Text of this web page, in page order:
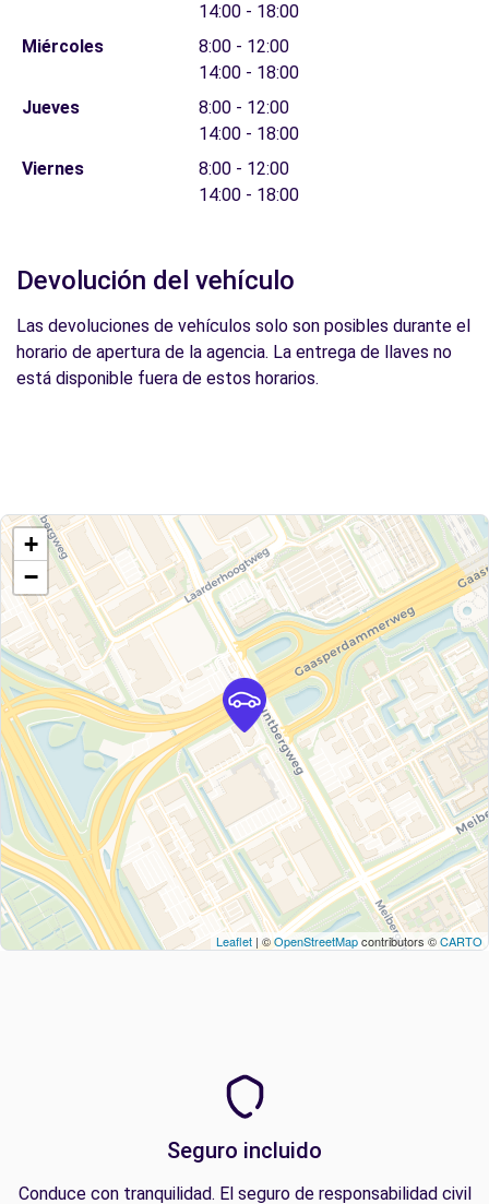
14:00 - 18:00
Miércoles
8:00 - 12:00
14:00 - 18:00
Jueves
8:00 - 12:00
14:00 - 18:00
Viernes
8:00 - 12:00
14:00 - 18:00
Devolución del vehículo
Las devoluciones de vehículos solo son posibles durante el
horario de apertura de la agencia. La entrega de llaves no
está disponible fuera de estos horarios.
+
−
Leaflet | ©OpenStreetMapcontributors ©CARTO
Seguro incluido
Conduce con tranquilidad. El seguro de responsabilidad civil